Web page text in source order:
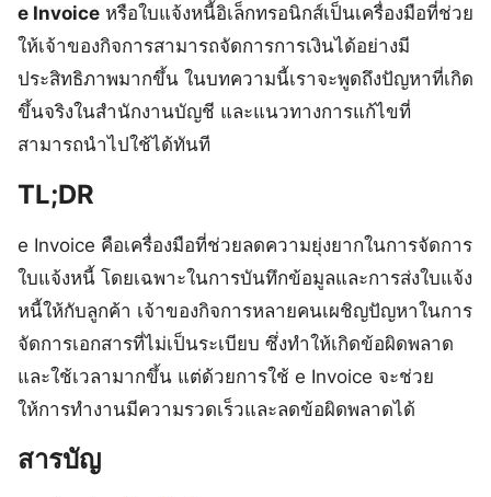
e Invoice หรือใบแจ้งหนี้อิเล็กทรอนิกส์เป็นเครื่องมือที่ช่วย
ให้เจ้าของกิจการสามารถจัดการการเงินได้อย่างมี
ประสิทธิภาพมากขึ้น ในบทความนี้เราจะพูดถึงปัญหาที่เกิด
ขึ้นจริงในสำนักงานบัญชี และแนวทางการแก้ไขที่
สามารถนำไปใช้ได้ทันที
TL;DR
e Invoice คือเครื่องมือที่ช่วยลดความยุ่งยากในการจัดการ
ใบแจ้งหนี้ โดยเฉพาะในการบันทึกข้อมูลและการส่งใบแจ้ง
หนี้ให้กับลูกค้า เจ้าของกิจการหลายคนเผชิญปัญหาในการ
จัดการเอกสารที่ไม่เป็นระเบียบ ซึ่งทำให้เกิดข้อผิดพลาด
และใช้เวลามากขึ้น แต่ด้วยการใช้ e Invoice จะช่วย
ให้การทำงานมีความรวดเร็วและลดข้อผิดพลาดได้
สารบัญ